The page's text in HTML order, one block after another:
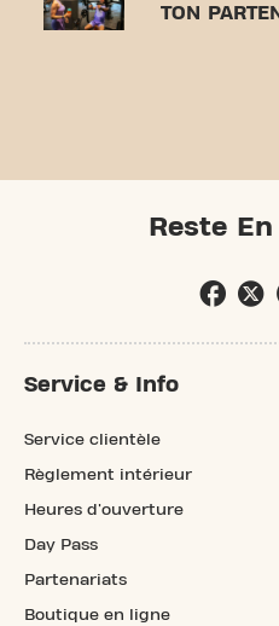
TON
Reste
Service & Info
Service clientèle
Règlement intérieur
Heures d'ouverture
Day Pass
Partenariats
Boutique en ligne